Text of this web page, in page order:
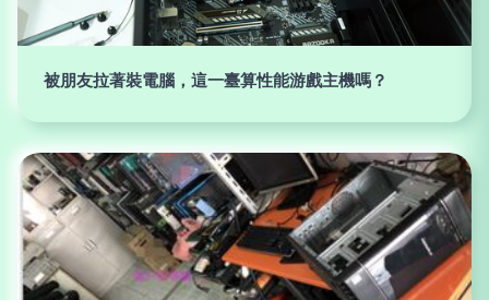
被朋友拉著裝電腦，這一臺算性能游戲主機嗎？